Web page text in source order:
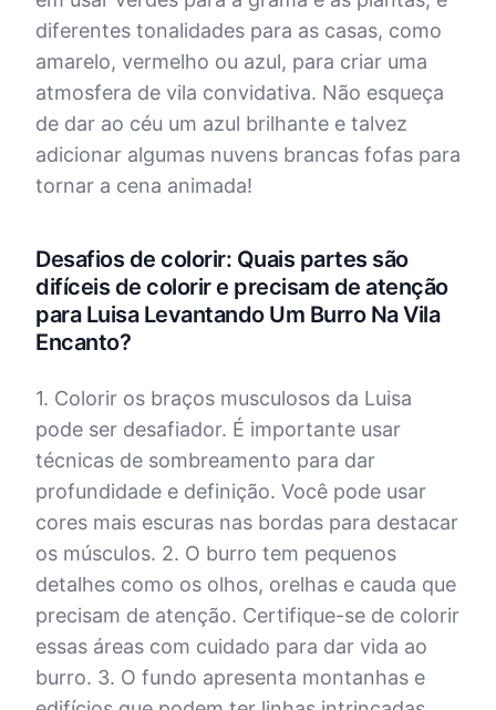
diferentes tonalidades para as casas, como
amarelo, vermelho ou azul, para criar uma
atmosfera de vila convidativa. Não esqueça
de dar ao céu um azul brilhante e talvez
adicionar algumas nuvens brancas fofas para
tornar a cena animada!
Desafios de colorir: Quais partes são
difíceis de colorir e precisam de atenção
para Luisa Levantando Um Burro Na Vila
Encanto?
1. Colorir os braços musculosos da Luisa
pode ser desafiador. É importante usar
técnicas de sombreamento para dar
profundidade e definição. Você pode usar
cores mais escuras nas bordas para destacar
os músculos. 2. O burro tem pequenos
detalhes como os olhos, orelhas e cauda que
precisam de atenção. Certifique-se de colorir
essas áreas com cuidado para dar vida ao
burro. 3. O fundo apresenta montanhas e